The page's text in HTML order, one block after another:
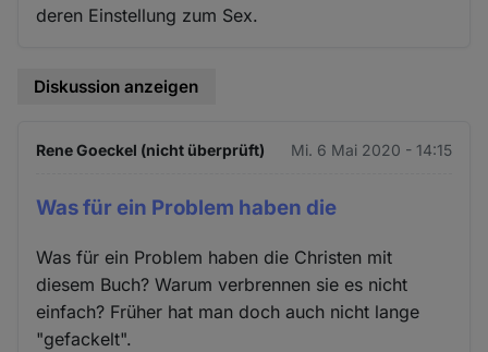
deren Einstellung zum Sex.
Diskussion anzeigen
Rene Goeckel (nicht überprüft) Mi. 6 Mai 2020 - 14:15
Was für ein Problem haben die
Was für ein Problem haben die Christen mit
diesem Buch? Warum verbrennen sie es nicht
einfach? Früher hat man doch auch nicht lange
"gefackelt".